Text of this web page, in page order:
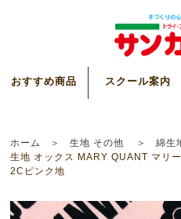
おすすめ商品 スクール案内
ホーム 生地 その他
綿生
生地 オックス MARY QUANT マリ
2Cピンク地